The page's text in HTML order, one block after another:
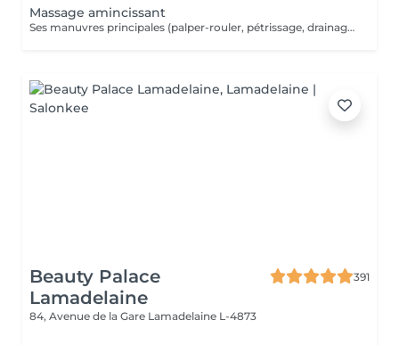
Massage amincissant
Ses manuvres principales (palper-rouler, pétrissage, drainage) visent à déstocker les graisses, lisser la cellulite et stimuler la circulation,
Beauty Palace
Lamadelaine
391
84, Avenue de la Gare Lamadelaine L-4873